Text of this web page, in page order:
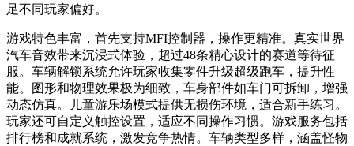
足不同玩家偏好。
游戏特色丰富，首先支持MFI控制器，操作更精准。真实世界
汽车音效带来沉浸式体验，超过48条精心设计的赛道等待征
服。车辆解锁系统允许玩家收集零件升级超级跑车，提升性
能。图形和物理效果极为细致，车身部件如车门可拆卸，增强
动态仿真。儿童游乐场模式提供无损伤环境，适合新手练习。
玩家还可自定义触控设置，适应不同操作习惯。游戏服务包括
排行榜和成就系统，激发竞争热情。车辆类型多样，涵盖怪物